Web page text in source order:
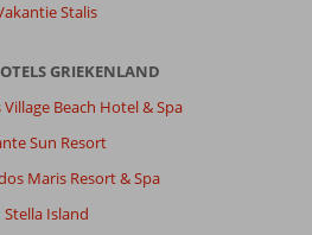
Stalis
GRIEKENLAND
Beach Hotel & Spa
Sun Resort
Maris Resort & Spa
Stella Island